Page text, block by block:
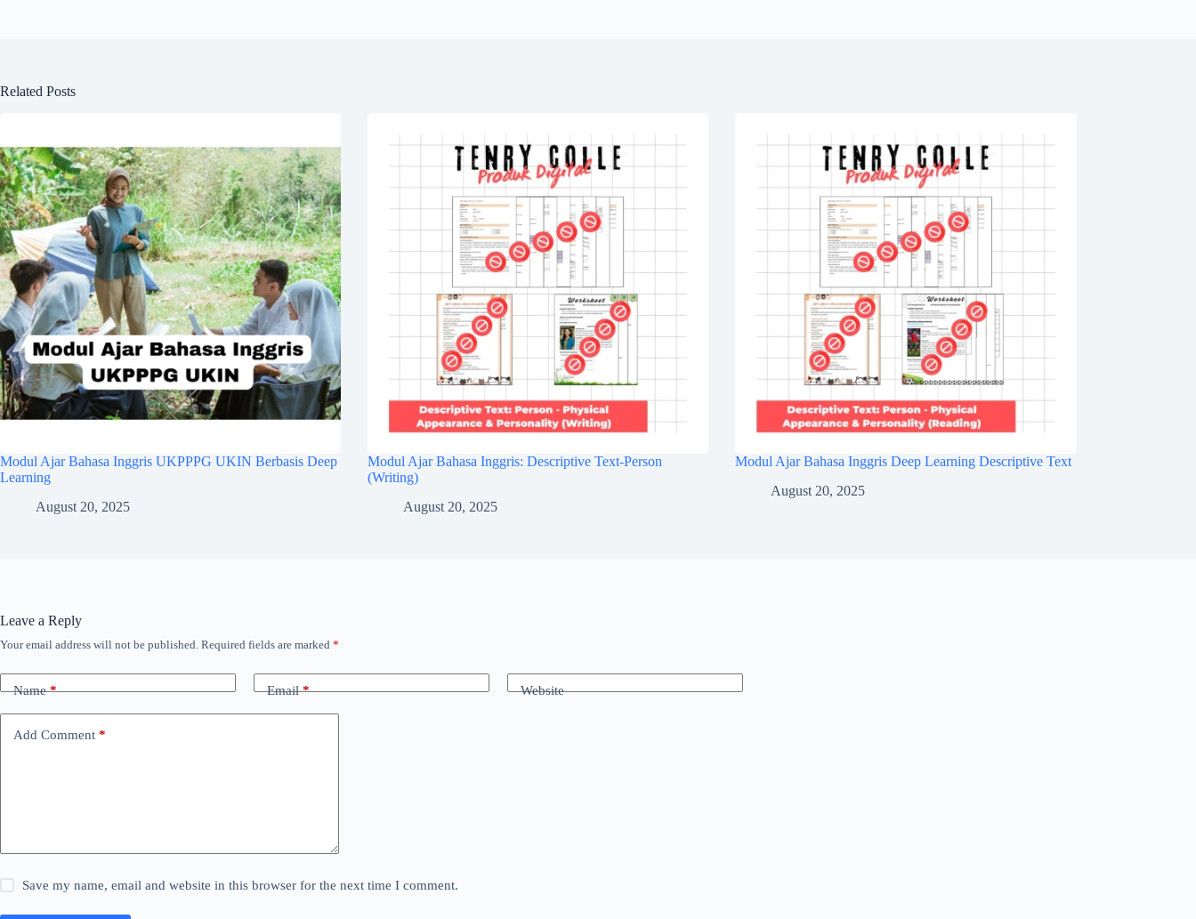
Related Posts
Modul Ajar Bahasa Inggris UKPPPG UKIN Berbasis Deep
Learning
August 20, 2025
Modul Ajar Bahasa Inggris: Descriptive Text-Person
(Writing)
August 20, 2025
Modul Ajar Bahasa Inggris Deep Learning Descriptive Text
August 20, 2025
Leave a Reply
Your email address will not be published. Required fields are marked *
Name* Email* Website
Add Comment *
Save my name, email and website in this browser for the next time I comment.